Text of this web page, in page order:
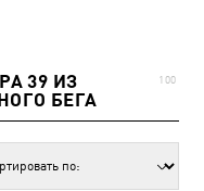
39 ИЗ
БЕГА
100